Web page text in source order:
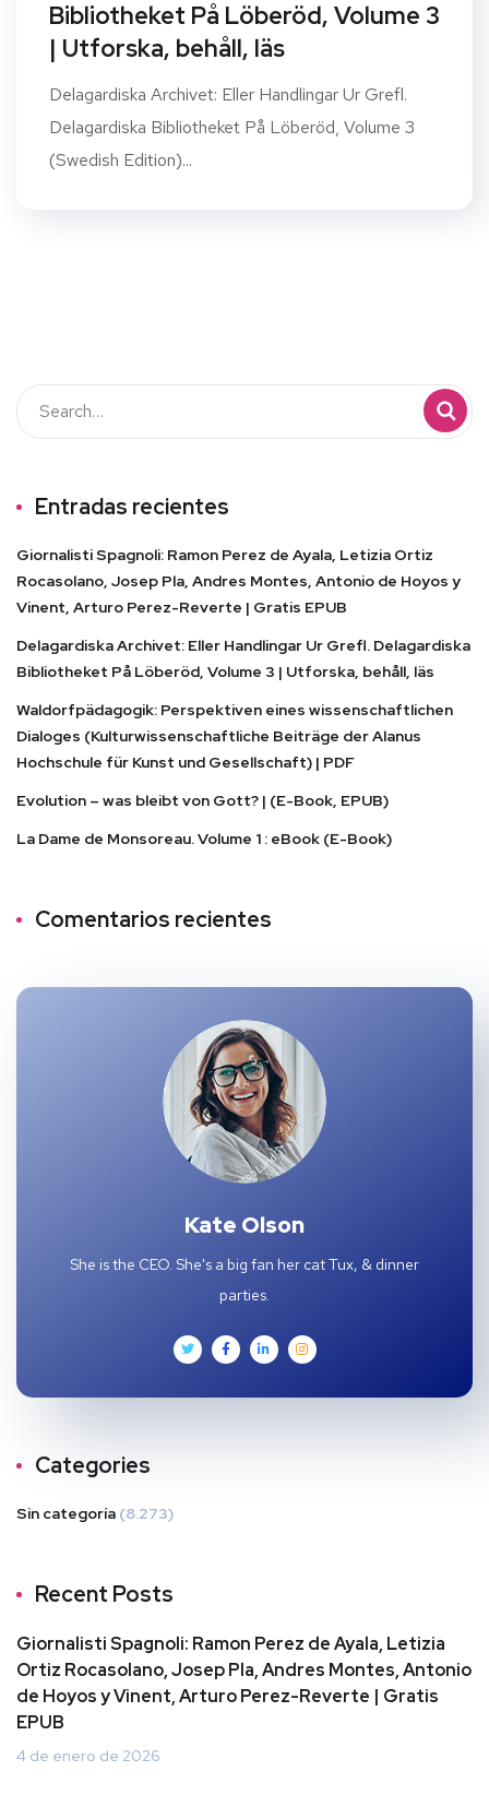
Bibliotheket På Löberöd, Volume 3
| Utforska, behåll, läs
Delagardiska Archivet: Eller Handlingar Ur Grefl.
Delagardiska Bibliotheket På Löberöd, Volume 3
(Swedish Edition)...
Entradas recientes
Giornalisti Spagnoli: Ramon Perez de Ayala, Letizia Ortiz
Rocasolano, Josep Pla, Andres Montes, Antonio de Hoyos y
Vinent, Arturo Perez-Reverte | Gratis EPUB
Delagardiska Archivet: Eller Handlingar Ur Grefl. Delagardiska
Bibliotheket På Löberöd, Volume 3 | Utforska, behåll, läs
Waldorfpädagogik: Perspektiven eines wissenschaftlichen
Dialoges (Kulturwissenschaftliche Beiträge der Alanus
Hochschule für Kunst und Gesellschaft) | PDF
Evolution – was bleibt von Gott? | (E-Book, EPUB)
La Dame de Monsoreau. Volume 1 : eBook (E-Book)
Comentarios recientes
Kate Olson
She is the CEO. She's a big fan her cat Tux, & dinner
parties.
Categories
Sin categoría (8.273)
Recent Posts
Giornalisti Spagnoli: Ramon Perez de Ayala, Letizia
Ortiz Rocasolano, Josep Pla, Andres Montes, Antonio
de Hoyos y Vinent, Arturo Perez-Reverte | Gratis
EPUB
4 de enero de 2026